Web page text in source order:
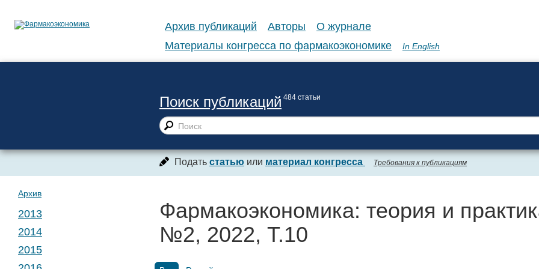
Архив публикаций Авторы
О журнале
Материалы конгресса по фармакоэкономике
In English
Поиск публикаций 484 статьи
Подать статью или материал конгресса Требования к публикациям
Фармакоэкономика: теория и
№2, 2022, Т.10
Архив
2013
№ 1. Т. 1
2014
№ 1. Т. 2
2015